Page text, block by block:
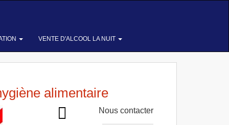
VENTE D'ALCOOL LA NUIT
alimentaire
Nous contacter